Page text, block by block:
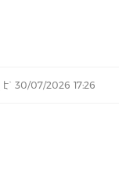
30/07/2026 17:26